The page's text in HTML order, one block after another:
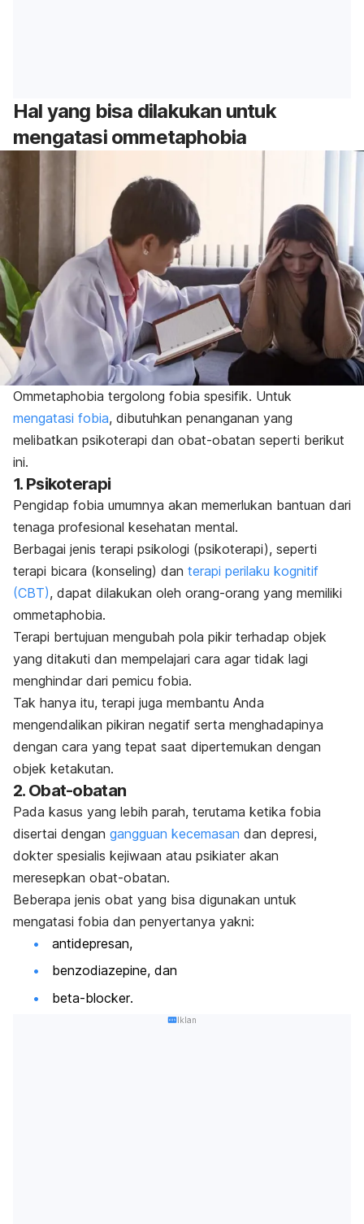
Hal yang bisa dilakukan untuk
mengatasi ommetaphobia
Ommetaphobia tergolong fobia spesifik. Untuk
mengatasi fobia, dibutuhkan penanganan yang
melibatkan psikoterapi dan obat-obatan seperti berikut
ini.
1. Psikoterapi
Pengidap fobia umumnya akan memerlukan bantuan dari
tenaga profesional kesehatan mental.
Berbagai jenis terapi psikologi (psikoterapi), seperti
terapi bicara (konseling) dan terapi perilaku kognitif
(CBT), dapat dilakukan oleh orang-orang yang memiliki
ommetaphobia.
Terapi bertujuan mengubah pola pikir terhadap objek
yang ditakuti dan mempelajari cara agar tidak lagi
menghindar dari pemicu fobia.
Tak hanya itu, terapi juga membantu Anda
mengendalikan pikiran negatif serta menghadapinya
dengan cara yang tepat saat dipertemukan dengan
objek ketakutan.
2. Obat-obatan
Pada kasus yang lebih parah, terutama ketika fobia
disertai dengan gangguan kecemasan dan depresi,
dokter spesialis kejiwaan atau psikiater akan
meresepkan obat-obatan.
Beberapa jenis obat yang bisa digunakan untuk
mengatasi fobia dan penyertanya yakni:
antidepresan,
benzodiazepine, dan
beta-blocker.
Iklan